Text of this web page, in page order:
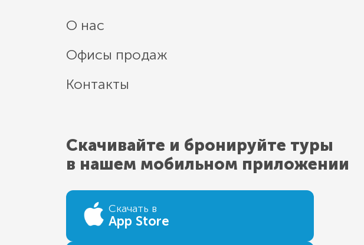
О нас
Офисы продаж
Контакты
Скачивайте и бронируйте туры
в нашем мобильном приложении
Скачать в
App Store